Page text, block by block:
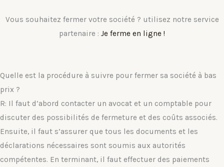
Vous souhaitez fermer votre société ? utilisez notre service
partenaire : Je ferme en ligne !
Quelle est la procédure à suivre pour fermer sa société à bas
prix ?
R: Il faut d’abord contacter un avocat et un comptable pour
discuter des possibilités de fermeture et des coûts associés.
Ensuite, il faut s’assurer que tous les documents et les
déclarations nécessaires sont soumis aux autorités
compétentes. En terminant, il faut effectuer des paiements